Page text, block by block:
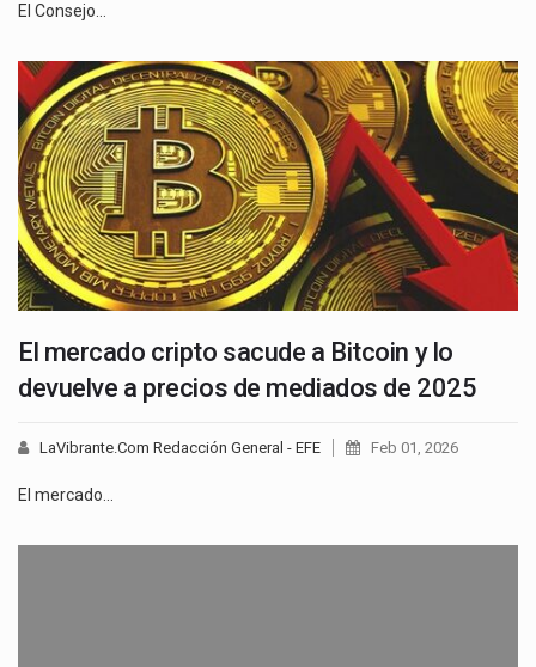
El Consejo…
El mercado cripto sacude a Bitcoin y lo
devuelve a precios de mediados de 2025
LaVibrante.Com Redacción General - EFE Feb 01, 2026
El mercado…